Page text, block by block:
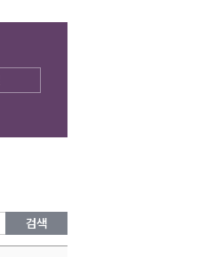
검색